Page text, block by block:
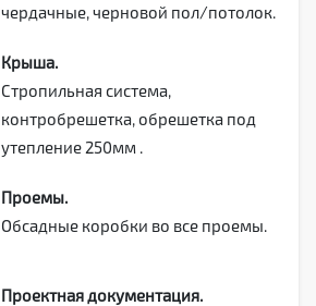
чердачные, черновой пол/потолок.
Крыша.
Стропильная система,
контробрешетка, обрешетка под
утепление 250мм .
Проемы.
Обсадные коробки во все проемы.
Проектная документация.